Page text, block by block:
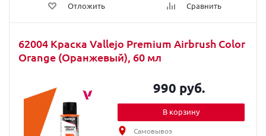
Отложить Сравнить
62004 Краска Vallejo Premium Airbrush Color
Orange (Оранжевый), 60 мл
990 руб.
В корзину
Самовывоз